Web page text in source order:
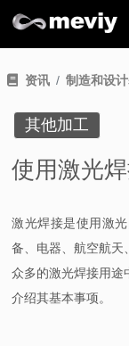
资讯 制造和设
其他加工
使用激光
激光焊接是使用激
备、电器、航空航天
众多的激光焊接用途
介绍其基本事项。